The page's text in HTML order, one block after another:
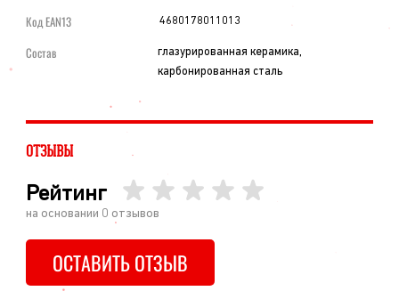
Код EAN13 4680178011013
Состав
глазурированная керамика,
карбонированная сталь
ОТЗЫВЫ
Рейтинг
на основании 0 отзывов
ОСТАВИТЬ ОТЗЫВ